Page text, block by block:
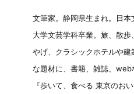
文筆家。静岡県生まれ。日
大学文芸学科卒業。旅、散
やげ、クラシックホテルや
な題材に、書籍、雑誌、web
『歩いて、食べる 東京のお